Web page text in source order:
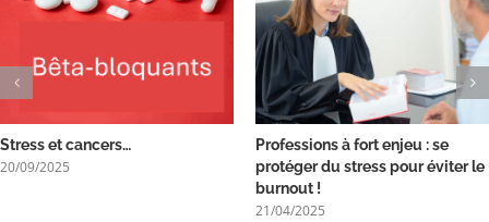
Stress et cancers…
20/09/2025
Professions à fort enjeu : se
protéger du stress pour éviter le
burnout !
21/04/2025